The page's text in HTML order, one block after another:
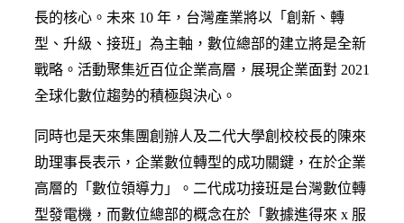
長的核心。未來 10 年，台灣產業將以「創新、轉
型、升級、接班」為主軸，數位總部的建立將是全新
戰略。活動聚集近百位企業高層，展現企業面對 2021
全球化數位趨勢的積極與決心。
同時也是天來集團創辦人及二代大學創校校長的陳來
助理事長表示，企業數位轉型的成功關鍵，在於企業
高層的「數位領導力」。二代成功接班是台灣數位轉
型發電機，而數位總部的概念在於「數據進得來 x 服